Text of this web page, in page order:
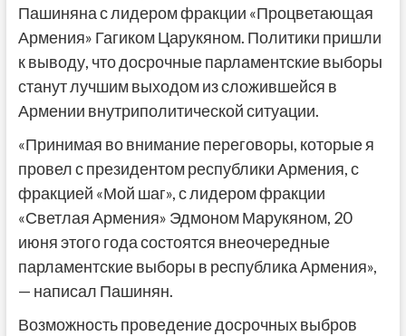
Пашиняна с лидером фракции «Процветающая
Армения» Гагиком Царукяном. Политики пришли
к выводу, что досрочные парламентские выборы
станут лучшим выходом из сложившейся в
Армении внутриполитической ситуации.
«Принимая во внимание переговоры, которые я
провел с президентом республики Армения, с
фракцией «Мой шаг», с лидером фракции
«Светлая Армения» Эдмоном Марукяном, 20
июня этого года состоятся внеочередные
парламентские выборы в республика Армения»,
— написал Пашинян.
Возможность проведение досрочных выбров